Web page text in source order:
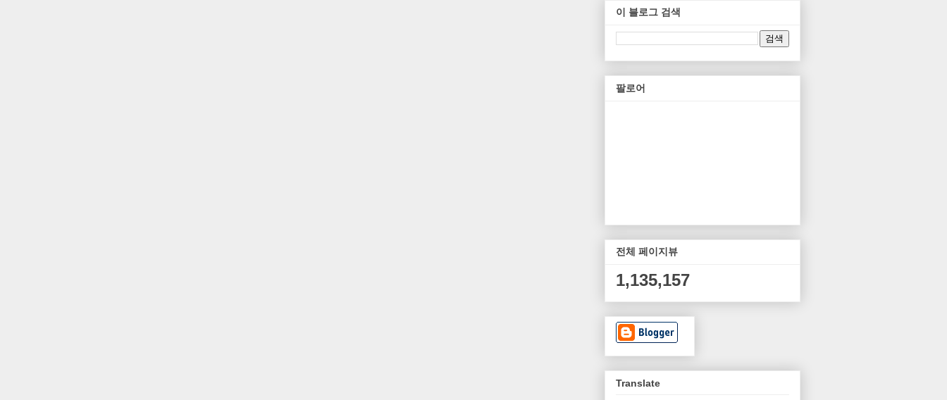
이 블로그 검색
팔로어
전체 페이지뷰
1,135,157
Translate